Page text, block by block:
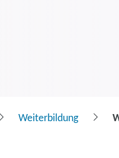
Weiterbildung